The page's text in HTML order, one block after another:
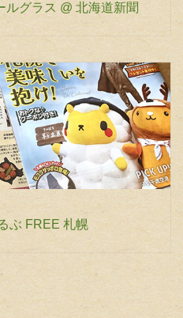
グラス @ 北海道新聞
ぶ FREE 札幌